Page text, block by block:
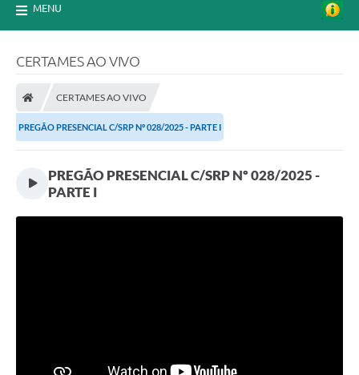
MENU
CERTAMES AO VIVO
CERTAMES AO VIVO
PREGÃO PRESENCIAL C/SRP Nº 028/2025 - PARTE I
PREGÃO PRESENCIAL C/SRP Nº 028/2025 -
PARTE I